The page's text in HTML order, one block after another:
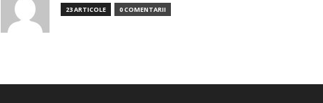
23 ARTICOLE 0 COMENTARII